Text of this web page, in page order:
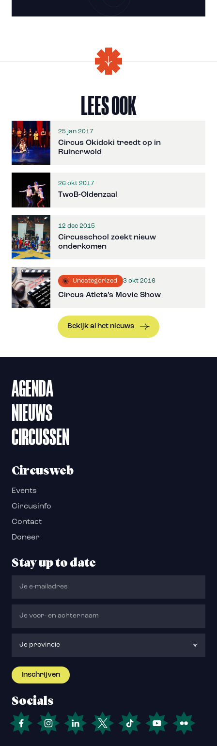
LEES OOK
25 jan 2017
Circus Okidoki treedt op in
Ruinerwold
26 okt 2017
TwoB-Oldenzaal
12 dec 2015
Circusschool zoekt nieuw
onderkomen
Uncategorized 3 okt 2016
Circus Atleta’s Movie Show
Bekijk al het nieuws
AGENDA
NIEUWS
CIRCUSSEN
Circusweb
Events
Circusinfo
Contact
Doneer
Stay up to date
Socials